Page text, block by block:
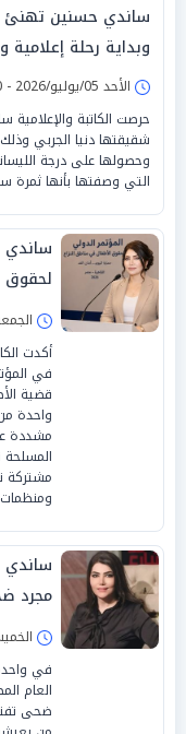
ساندي حسنين تهنئ
وبداية رحلة إعلامية
الأحد 05/يوليو/2026 - 02:20 ص
حرصت الكاتبة
شقيقتها دنيا الجربي
وحصولها على درجة
التي وصفتها بأنها ثمرة
ساندي
لحقوق
الجمعة 05/يونيو/2026
أكدت
في
قضية
واحدة
مشددة
المسلحة
مشتركة
ومنظمات
ساندي
مجرد
الخميس 05/فبراير/
في
العام
ضحى